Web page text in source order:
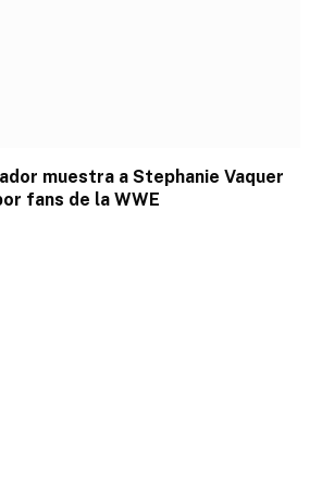
muestra a Stephanie Vaquer
fans de la WWE